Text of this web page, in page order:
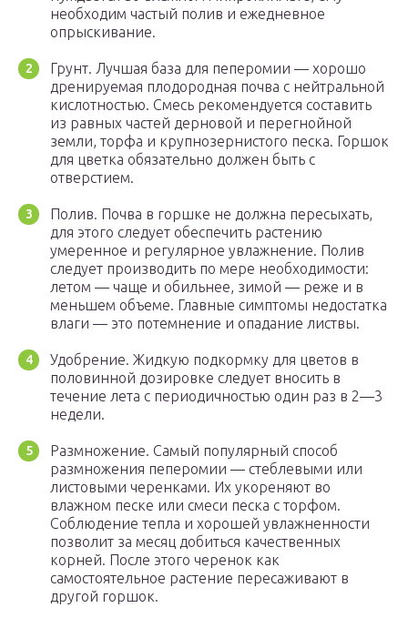
необходим частый полив и ежедневное
опрыскивание.
Грунт. Лучшая база для пеперомии — хорошо
дренируемая плодородная почва с нейтральной
кислотностью. Смесь рекомендуется составить
из равных частей дерновой и перегнойной
земли, торфа и крупнозернистого песка. Горшок
для цветка обязательно должен быть с
отверстием.
Полив. Почва в горшке не должна пересыхать,
для этого следует обеспечить растению
умеренное и регулярное увлажнение. Полив
следует производить по мере необходимости:
летом — чаще и обильнее, зимой — реже и в
меньшем объеме. Главные симптомы недостатка
влаги — это потемнение и опадание листвы.
Удобрение. Жидкую подкормку для цветов в
половинной дозировке следует вносить в
течение лета с периодичностью один раз в 2—3
недели.
Размножение. Самый популярный способ
размножения пеперомии — стеблевыми или
листовыми черенками. Их укореняют во
влажном песке или смеси песка с торфом.
Соблюдение тепла и хорошей увлажненности
позволит за месяц добиться качественных
корней. После этого черенок как
самостоятельное растение пересаживают в
другой горшок.